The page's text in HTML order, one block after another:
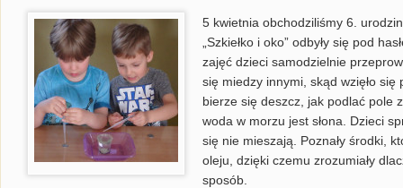
5 kwietnia obchodziliśmy 6.
„Szkiełko i oko” odbyły się pod
zajęć dzieci samodzielnie
się miedzy innymi, skąd wzięło się
bierze się deszcz, jak podlać pole
woda w morzu jest słona. Dzieci
się nie mieszają. Poznały środki,
oleju, dzięki czemu zrozumiały
sposób.